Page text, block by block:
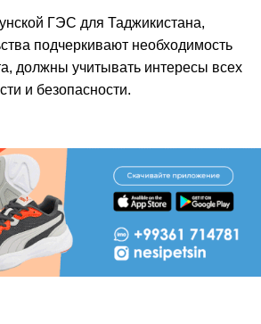
ГЭС для Таджикистана,
подчеркивают необходимость
должны учитывать интересы всех
и безопасности.